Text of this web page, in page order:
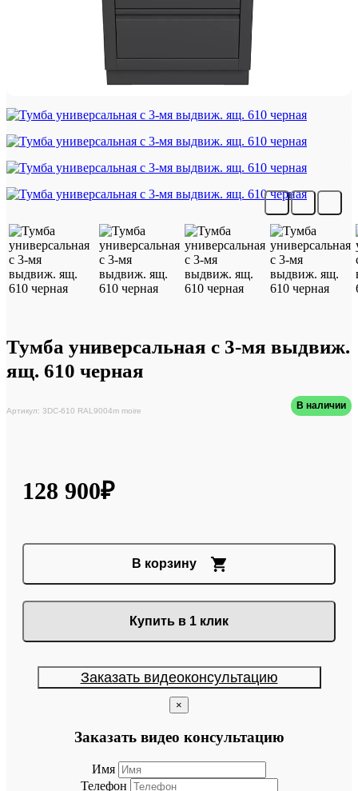
Тумба универсальная с 3-мя выдвиж.
ящ. 610 черная
Артикул: 3DC-610 RAL9004m moire В наличии
128 900₽
В корзину
Купить в 1 клик
Заказать видеоконсультацию
×
Заказать видео консультацию
Имя
Телефон